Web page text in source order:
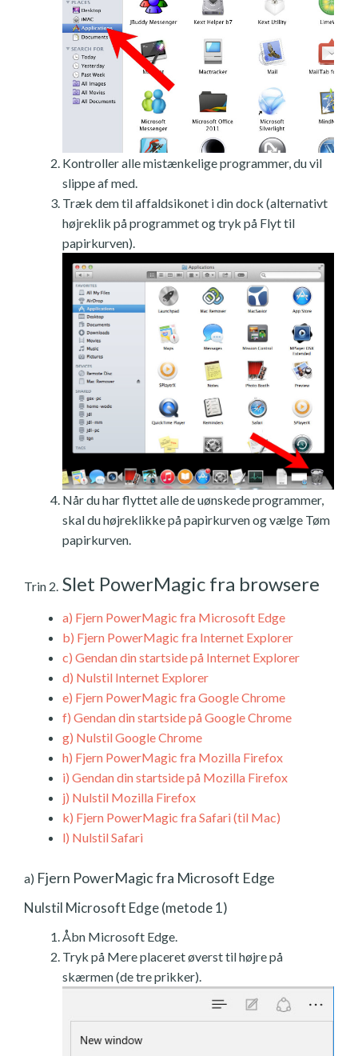
Kontroller alle mistænkelige programmer, du vil
slippe af med.
Træk dem til affaldsikonet i din dock (alternativt
højreklik på programmet og tryk på Flyt til
papirkurven).
Når du har flyttet alle de uønskede programmer,
skal du højreklikke på papirkurven og vælge Tøm
papirkurven.
Trin 2. Slet PowerMagic fra browsere
a) Fjern PowerMagic fra Microsoft Edge
b) Fjern PowerMagic fra Internet Explorer
c) Gendan din startside på Internet Explorer
d) Nulstil Internet Explorer
e) Fjern PowerMagic fra Google Chrome
f) Gendan din startside på Google Chrome
g) Nulstil Google Chrome
h) Fjern PowerMagic fra Mozilla Firefox
i) Gendan din startside på Mozilla Firefox
j) Nulstil Mozilla Firefox
k) Fjern PowerMagic fra Safari (til Mac)
l) Nulstil Safari
a) Fjern PowerMagic fra Microsoft Edge
Nulstil Microsoft Edge (metode 1)
Åbn Microsoft Edge.
Tryk på Mere placeret øverst til højre på
skærmen (de tre prikker).